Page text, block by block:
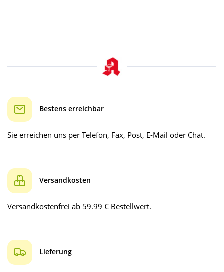
Bestens erreichbar
Sie erreichen uns per Telefon, Fax, Post, E-Mail oder Chat.
Versandkosten
Versandkostenfrei ab 59.99 € Bestellwert.
Lieferung